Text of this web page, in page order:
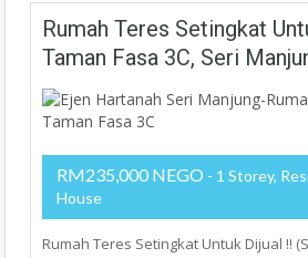
Rumah Teres Setingkat
Taman Fasa 3C, Seri
RM235,000 NEGO - 1 Storey,
House
Rumah Teres Setingkat Untuk Dijual !!